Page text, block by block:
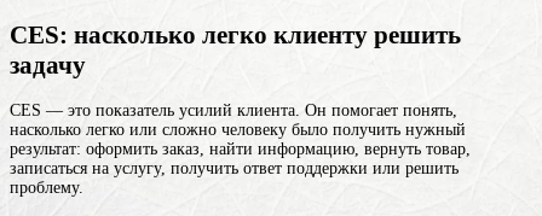
CES: насколько легко клиенту решить
задачу
CES — это показатель усилий клиента. Он помогает понять,
насколько легко или сложно человеку было получить нужный
результат: оформить заказ, найти информацию, вернуть товар,
записаться на услугу, получить ответ поддержки или решить
проблему.